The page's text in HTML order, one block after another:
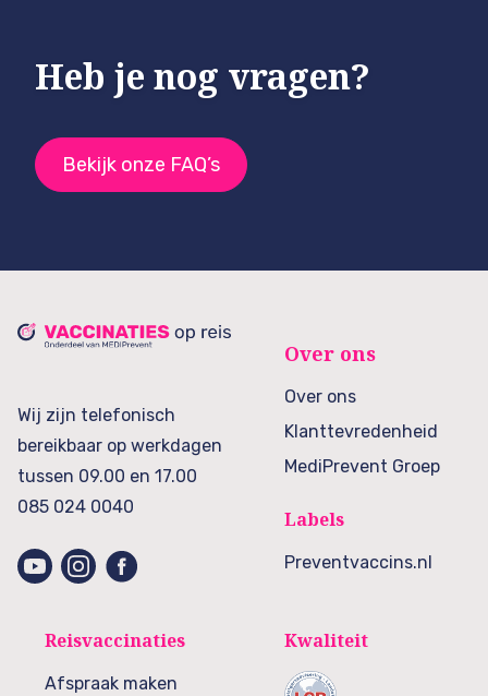
Heb je nog vragen?
Bekijk onze FAQ’s
Wij zijn telefonisch
bereikbaar op werkdagen
tussen 09.00 en 17.00
085 024 0040
Over ons
Over ons
Klanttevredenheid
MediPrevent Groep
Labels
Preventvaccins.nl
Reisvaccinaties
Afspraak maken
Kwaliteit